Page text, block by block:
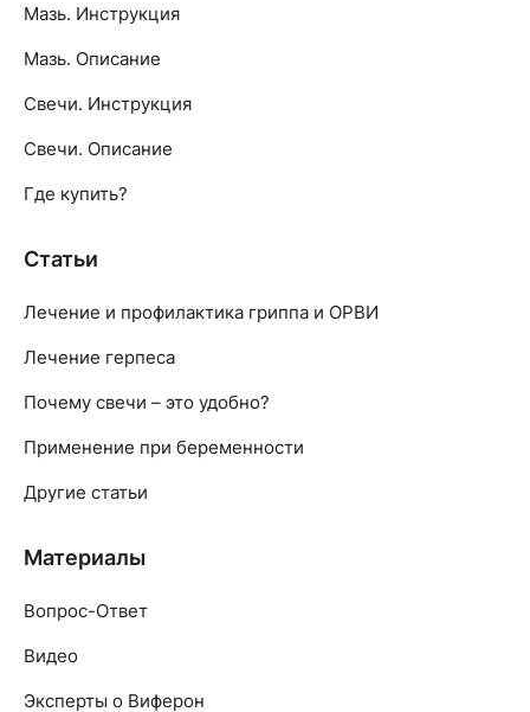
Мазь. Инструкция
Мазь. Описание
Свечи. Инструкция
Свечи. Описание
Где купить?
Статьи
Лечение и профилактика гриппа и ОРВИ
Лечение герпеса
Почему свечи – это удобно?
Применение при беременности
Другие статьи
Материалы
Вопрос-Ответ
Видео
Эксперты о Виферон